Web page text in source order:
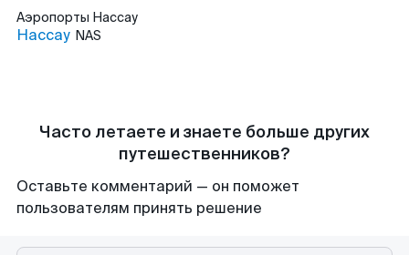
Аэропорты Нассау
Нассау NAS
Часто летаете и знаете больше других
путешественников?
Оставьте комментарий — он поможет
пользователям принять решение